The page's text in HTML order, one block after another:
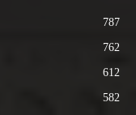
787
762
612
582